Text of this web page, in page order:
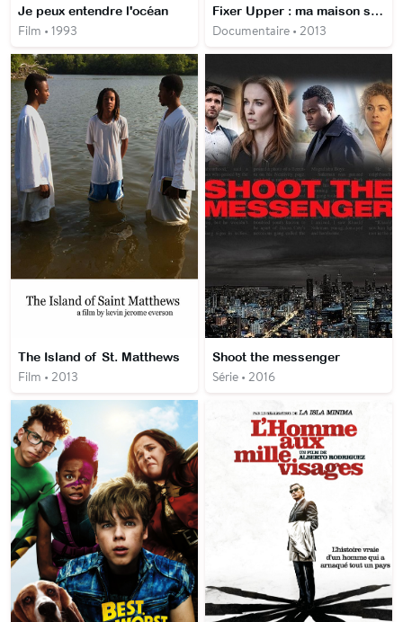
Je peux entendre l'océan
Film • 1993
Fixer Upper : ma maison sur mesure
Documentaire • 2013
The Island of St. Matthews
Film • 2013
Shoot the messenger
Série • 2016